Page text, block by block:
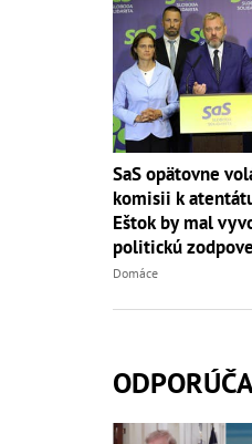
SaS opätovne
komisii k
Eštok by mal
politickú
Domáce